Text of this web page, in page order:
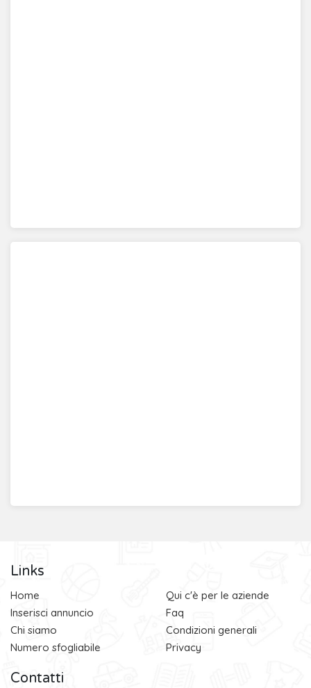
Links
Home
Inserisci annuncio
Chi siamo
Numero sfogliabile
Qui c'è per le aziende
Faq
Condizioni generali
Privacy
Contatti